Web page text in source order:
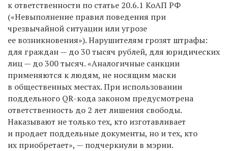
к ответственности по статье 20.6.1 КоАП РФ
(«Невыполнение правил поведения при
чрезвычайной ситуации или угрозе
ее возникновения»). Нарушителям грозят штрафы:
для граждан — до 30 тысяч рублей, для юридических
лиц — до 300 тысяч.«Аналогичные санкции
применяются к людям, не носящим маски
в общественных местах. При использовании
поддельного QR-кода законом предусмотрена
ответственность до 2 лет лишения свободы.
Наказывают не только тех, кто изготавливает
и продает поддельные документы, но и тех, кто
их приобретает», — подчеркнули в мэрии.